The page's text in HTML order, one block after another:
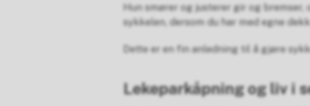
Hun smører og justerer gir og
sykkelen, dersom du har med egne dekk.
Dette er en fin anledning til å gjøre
Lekeparkåpning og liv i